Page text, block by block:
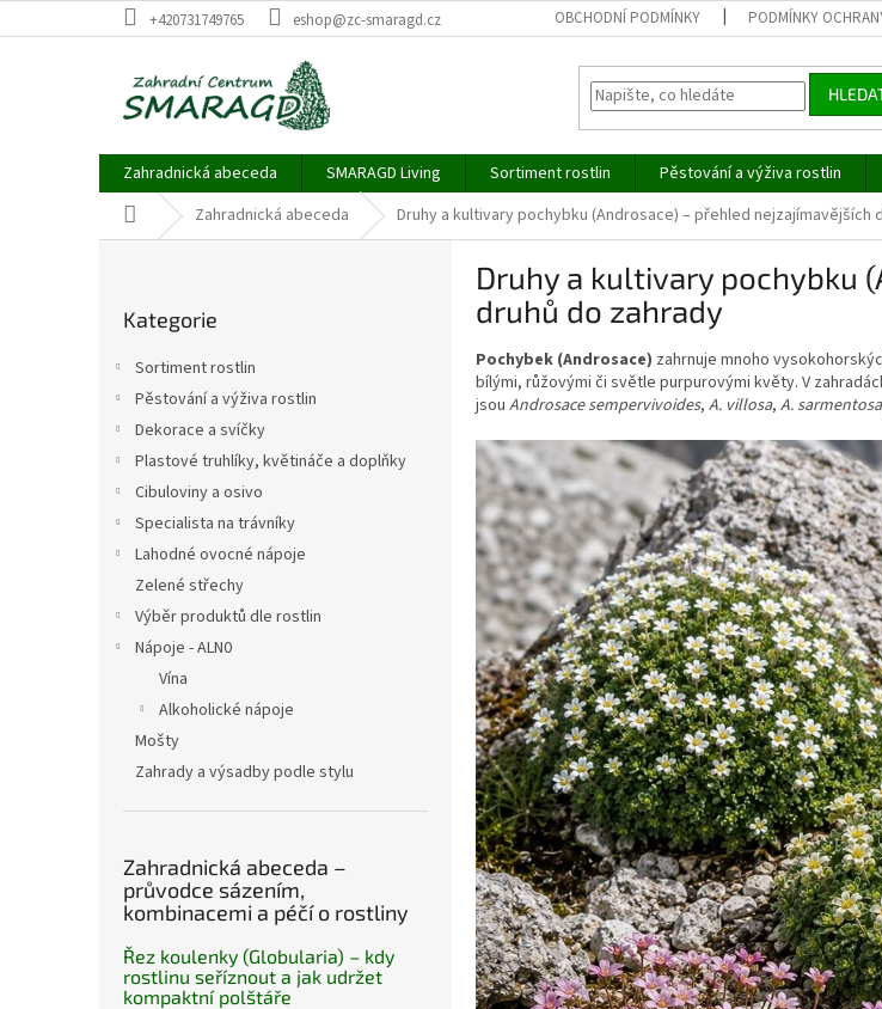
na
+420731749765 eshop@zc-smaragd.cz OBCHODNÍ PODMÍNKY PODMÍNKY
Zahradnická abeceda SMARAGD Living Sortiment rostlin Pěstování a výživa rostlin
Domů Zahradnická abeceda Druhy a kultivary pochybku (Androsace) – přehled nejzajímavějších
kategorie
Kategorie
Sortiment rostlin
Pěstování a výživa rostlin
Dekorace a svíčky
Plastové truhlíky, květináče a doplňky
Cibuloviny a osivo
Specialista na trávníky
Lahodné ovocné nápoje
Zelené střechy
Výběr produktů dle rostlin
Nápoje - ALN0
Vína
Alkoholické nápoje
Mošty
Zahrady a výsadby podle stylu
Zahradnická abeceda –
průvodce sázením,
kombinacemi a péčí o rostliny
Řez koulenky (Globularia) – kdy
rostlinu seříznout a jak udržet
kompaktní polštáře
Druhy a kultivary pochybku
druhů do zahrady
Pochybek (Androsace) zahrnuje mnoho
bílými, růžovými či světle purpurovými květy. V
jsou Androsace sempervivoides, A. villosa, A. sarmentosa